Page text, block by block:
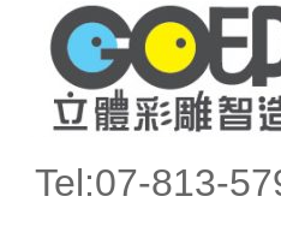
Tel:07-813-